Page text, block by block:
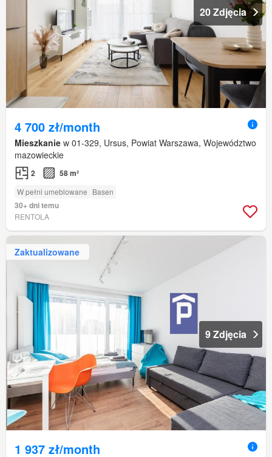
20 Zdjęcia
4 700 zł/month
Mieszkanie w 01-329, Ursus, Powiat Warszawa, Województwo
mazowieckie
2 58 m²
W pełni umeblowane Basen
30+ dni temu
RENTOLA
Zaktualizowane
9 Zdjęcia
1 937 zł/month